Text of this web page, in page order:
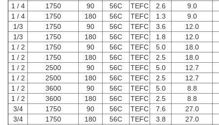
1 / 4 1750 90 56C TEFC 2.6
9.0
1 / 4
1750 180 56C TEFC 1.3
9.0
1/3
1750 90 56C TEFC 3.6
12.0
1/3
1750 180 56C TEFC 1.8
12.0
1 / 2
1750 90 56C TEFC 5.0
18.0
1 / 2
1750 180 56C TEFC 2.5
18.0
1 / 2
2500 90 56C TEFC 5.0
12.7
1 / 2
2500 180 56C TEFC 2.5
12.7
1 / 2
3600 90 56C TEFC 5.0
8.8
1 / 2
3600 180 56C TEFC 2.5
8.8
3/4
1750 90 56C TEFC 7.6
27.0
3/4
1750 180 56C TEFC 3.8
27.0